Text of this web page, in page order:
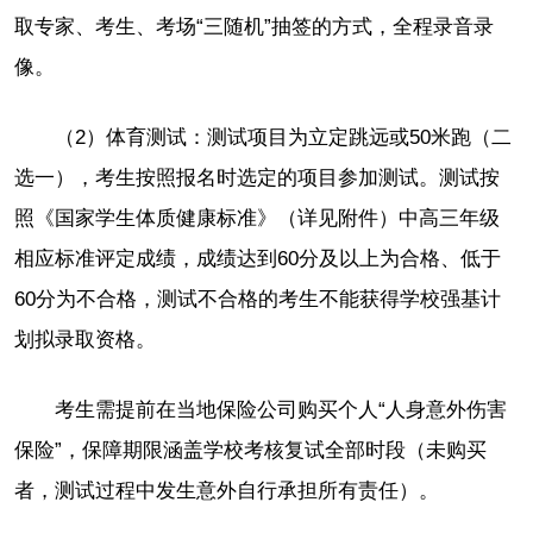
取专家、考生、考场“三随机”抽签的方式，全程录音录
像。
（2）体育测试：测试项目为立定跳远或50米跑（二
选一），考生按照报名时选定的项目参加测试。测试按
照《国家学生体质健康标准》（详见附件）中高三年级
相应标准评定成绩，成绩达到60分及以上为合格、低于
60分为不合格，测试不合格的考生不能获得学校强基计
划拟录取资格。
考生需提前在当地保险公司购买个人“人身意外伤害
保险”，保障期限涵盖学校考核复试全部时段（未购买
者，测试过程中发生意外自行承担所有责任）。